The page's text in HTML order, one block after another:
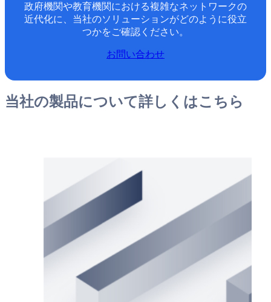
政府機関や教育機関における複雑なネットワークの
近代化に、当社のソリューションがどのように役立
つかをご確認ください。
お問い合わせ
当社の製品について詳しくはこちら